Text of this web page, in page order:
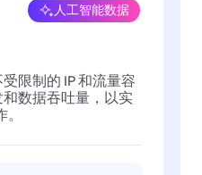
人工智能数据
限制的 IP 和流量容
数据吞吐量，以实